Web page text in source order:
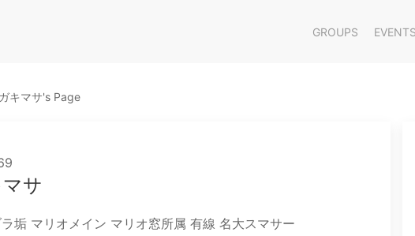
GROUPS EVENTS
⁨ガキマサ⁩'s Page
サ
垢 マリオメイン マリオ窓所属 有線 名大スマサー